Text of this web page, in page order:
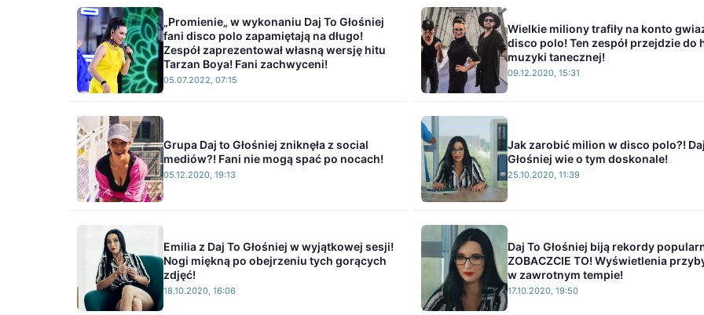
„Promienie„ w wykonaniu Daj To Głośniej
fani disco polo zapamiętają na długo!
Zespół zaprezentował własną wersję hitu
Tarzan Boya! Fani zachwyceni!
05.07.2022, 07:15
Wielkie miliony trafiły na konto
disco polo! Ten zespół przejdzie do
muzyki tanecznej!
09.12.2020, 15:31
Grupa Daj to Głośniej zniknęła z social
mediów?! Fani nie mogą spać po nocach!
05.12.2020, 19:13
Jak zarobić milion w disco polo?!
Głośniej wie o tym doskonale!
25.10.2020, 11:39
Emilia z Daj To Głośniej w wyjątkowej sesji!
Nogi miękną po obejrzeniu tych gorących
zdjęć!
18.10.2020, 16:06
Daj To Głośniej biją rekordy
ZOBACZCIE TO! Wyświetlenia
w zawrotnym tempie!
17.10.2020, 19:50